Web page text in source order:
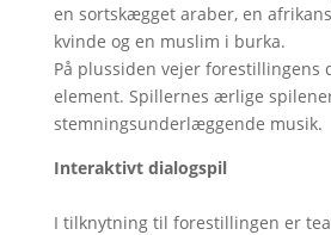
en sortskægget araber, en
kvinde og en muslim i burka.
På plussiden vejer forestillingens
element. Spillernes ærlige
stemningsunderlæggende musik.
Interaktivt dialogspil
I tilknytning til forestillingen er